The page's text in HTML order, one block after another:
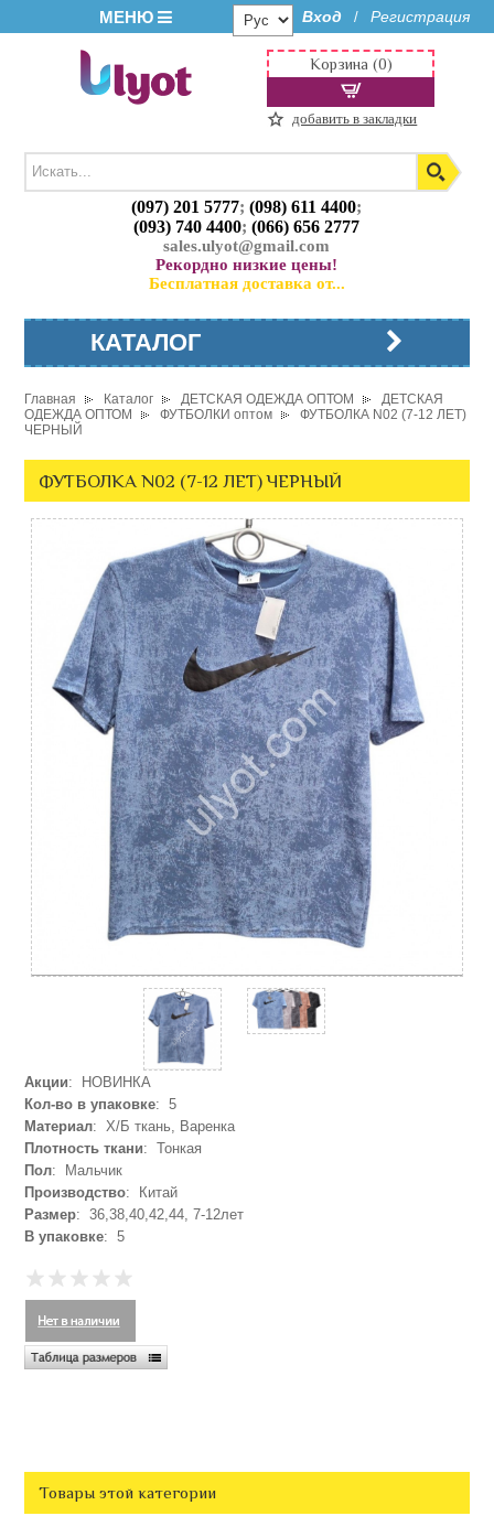
МЕНЮ Вход / Регистрация
(097) 201 5777;(098) 611 4400;
(093) 740 4400;(066) 656 2777
sales.ulyot@gmail.com
Рекордно низкие цены!
Бесплатная доставка от...
Корзина (0)
добавить в закладки
КАТАЛОГ
Главная Каталог ДЕТСКАЯ ОДЕЖДА ОПТОМ
ДЕТСКАЯ
ОДЕЖДА ОПТОМ
ФУТБОЛКИ оптом
ФУТБОЛКА N02 (7-12 ЛЕТ)
ЧЕРНЫЙ
ФУТБОЛКА N02 (7-12 ЛЕТ) ЧЕРНЫЙ
Акции: НОВИНКА
Кол-во в упаковке: 5
Материал: Х/Б ткань, Варенка
Плотность ткани: Тонкая
Пол: Мальчик
Производство: Китай
Размер: 36,38,40,42,44, 7-12лет
В упаковке: 5
Товары этой категории